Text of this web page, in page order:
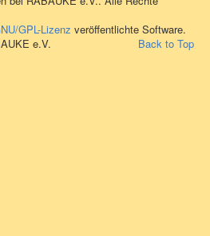
GPL-Lizenz veröffentlichte Software.
Back to Top
e.V.